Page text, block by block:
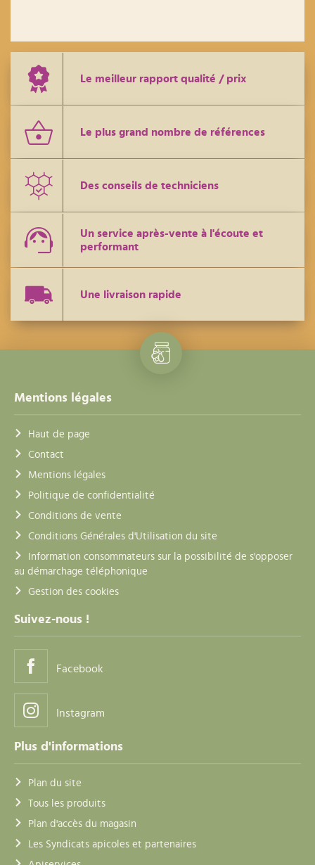
Le meilleur rapport qualité / prix
Le plus grand nombre de références
Des conseils de techniciens
Un service après-vente à l'écoute et
performant
Une livraison rapide
Mentions légales
Haut de page
Contact
Mentions légales
Politique de confidentialité
Conditions de vente
Conditions Générales d'Utilisation du site
Information consommateurs sur la possibilité de s'opposer
au démarchage téléphonique
Gestion des cookies
Suivez-nous !
Facebook
Instagram
Plus d'informations
Plan du site
Tous les produits
Plan d'accès du magasin
Les Syndicats apicoles et partenaires